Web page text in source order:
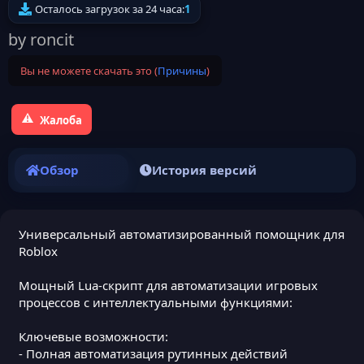
Осталось загрузок за 24 часа:1
by roncit
Вы не можете скачать это (Причины)
Жалоба
Обзор История версий
Универсальный автоматизированный помощник для
Roblox
Мощный Lua-скрипт для автоматизации игровых
процессов с интеллектуальными функциями:
Ключевые возможности:
- Полная автоматизация рутинных действий